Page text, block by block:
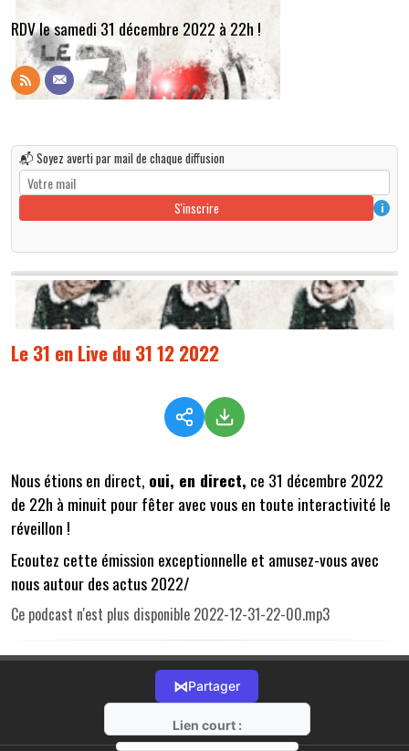
RDV le samedi 31 décembre 2022 à 22h !
📬 Soyez averti par mail de chaque diffusion
S'inscrire i
Le 31 en Live du 31 12 2022
Nous étions en direct, oui, en direct, ce 31 décembre 2022
de 22h à minuit pour fêter avec vous en toute interactivité le
réveillon !
Ecoutez cette émission exceptionnelle et amusez-vous avec
nous autour des actus 2022/
Ce podcast n'est plus disponible 2022-12-31-22-00.mp3
⋈Partager
Lien court :